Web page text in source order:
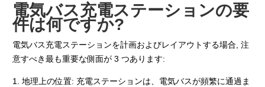
電気バス充電ステーションの要
件は何ですか?
電気バス充電ステーションを計画およびレイアウトする場合, 注
意すべき最も重要な側面が 3 つあります:
1. 地理上の位置: 充電ステーションは、電気バスが頻繁に通過ま